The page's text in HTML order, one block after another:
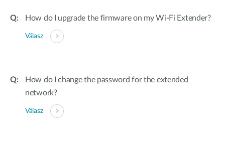
How do I upgrade the firmware on my Wi-Fi Extender?
Válasz
How do I change the password for the extended
network?
Válasz